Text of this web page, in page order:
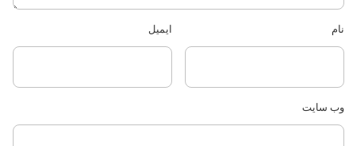
نام ایمیل
وب‌ سایت